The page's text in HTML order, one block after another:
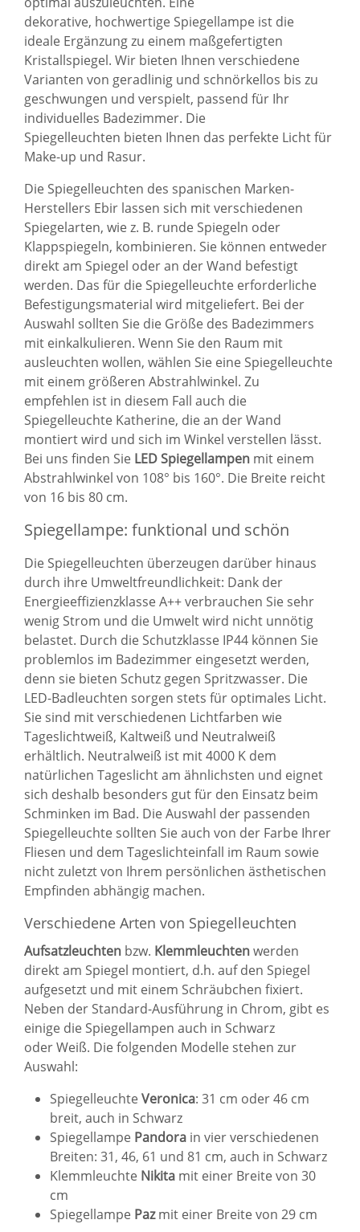
dekorative, hochwertige Spiegellampe ist die
ideale Ergänzung zu einem maßgefertigten
Kristallspiegel. Wir bieten Ihnen verschiedene
Varianten von geradlinig und schnörkellos bis zu
geschwungen und verspielt, passend für Ihr
individuelles Badezimmer. Die
Spiegelleuchten bieten Ihnen das perfekte Licht für
Make-up und Rasur.
Die Spiegelleuchten des spanischen Marken-
Herstellers Ebir lassen sich mit verschiedenen
Spiegelarten, wie z. B. runde Spiegeln oder
Klappspiegeln, kombinieren. Sie können entweder
direkt am Spiegel oder an der Wand befestigt
werden. Das für die Spiegelleuchte erforderliche
Befestigungsmaterial wird mitgeliefert. Bei der
Auswahl sollten Sie die Größe des Badezimmers
mit einkalkulieren. Wenn Sie den Raum mit
ausleuchten wollen, wählen Sie eine Spiegelleuchte
mit einem größeren Abstrahlwinkel. Zu
empfehlen ist in diesem Fall auch die
Spiegelleuchte Katherine, die an der Wand
montiert wird und sich im Winkel verstellen lässt.
Bei uns finden Sie LED Spiegellampen mit einem
Abstrahlwinkel von 108° bis 160°. Die Breite reicht
von 16 bis 80 cm.
Spiegellampe: funktional und schön
Die Spiegelleuchten überzeugen darüber hinaus
durch ihre Umweltfreundlichkeit: Dank der
Energieeffizienzklasse A++ verbrauchen Sie sehr
wenig Strom und die Umwelt wird nicht unnötig
belastet. Durch die Schutzklasse IP44 können Sie
problemlos im Badezimmer eingesetzt werden,
denn sie bieten Schutz gegen Spritzwasser. Die
LED-Badleuchten sorgen stets für optimales Licht.
Sie sind mit verschiedenen Lichtfarben wie
Tageslichtweiß, Kaltweiß und Neutralweiß
erhältlich. Neutralweiß ist mit 4000 K dem
natürlichen Tageslicht am ähnlichsten und eignet
sich deshalb besonders gut für den Einsatz beim
Schminken im Bad. Die Auswahl der passenden
Spiegelleuchte sollten Sie auch von der Farbe Ihrer
Fliesen und dem Tageslichteinfall im Raum sowie
nicht zuletzt von Ihrem persönlichen ästhetischen
Empfinden abhängig machen.
Verschiedene Arten von Spiegelleuchten
Aufsatzleuchten bzw. Klemmleuchtenwerden
direkt am Spiegel montiert, d.h. auf den Spiegel
aufgesetzt und mit einem Schräubchen fixiert.
Neben der Standard-Ausführung in Chrom, gibt es
einige die Spiegellampen auch in Schwarz
oder Weiß. Die folgenden Modelle stehen zur
Auswahl:
Spiegelleuchte Veronica: 31 cm oder 46 cm
breit, auch in Schwarz
Spiegellampe Pandora in vier verschiedenen
Breiten: 31, 46, 61 und 81 cm, auch in Schwarz
Klemmleuchte Nikita mit einer Breite von 30
cm
Spiegellampe Pazmit einer Breite von 29 cm